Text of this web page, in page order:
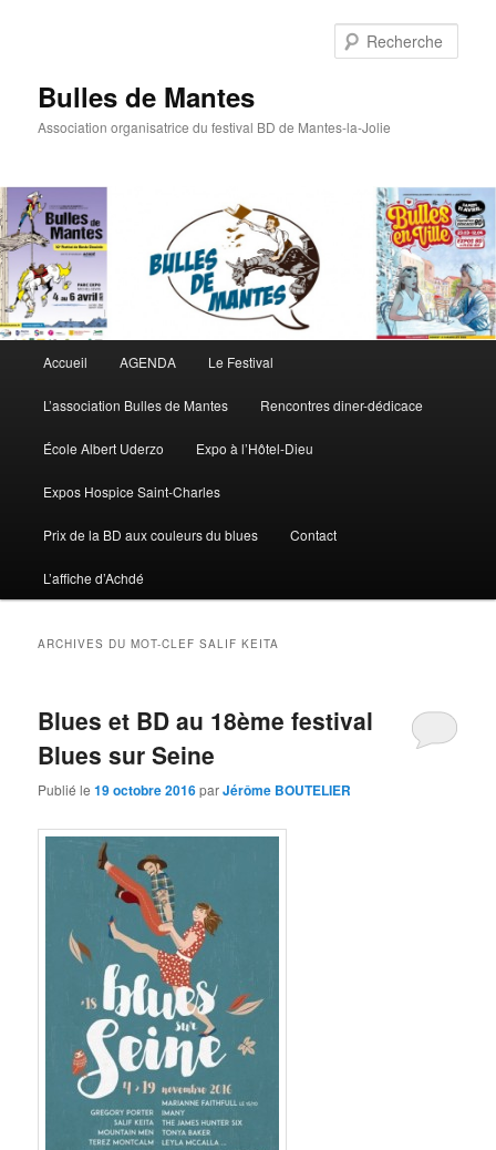
Bulles de Mantes
Association organisatrice du festival BD de Mantes-la-Jolie
Aller au contenu principal
Aller au contenu secondaire
Accueil AGENDA Le Festival
L’association Bulles de Mantes Rencontres diner-dédicace
École Albert Uderzo Expo à l’Hôtel-Dieu
Expos Hospice Saint-Charles
Prix de la BD aux couleurs du blues Contact
L’affiche d’Achdé
ARCHIVES DU MOT-CLEFSALIF KEITA
Blues et BD au 18ème festival
Blues sur Seine
Publié le19 octobre 2016parJérôme BOUTELIER